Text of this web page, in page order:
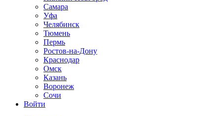
Самара
Уфа
Челябинск
Тюмень
Пермь
Ростов-на-Дону
Краснодар
Омск
Казань
Воронеж
Сочи
Войти